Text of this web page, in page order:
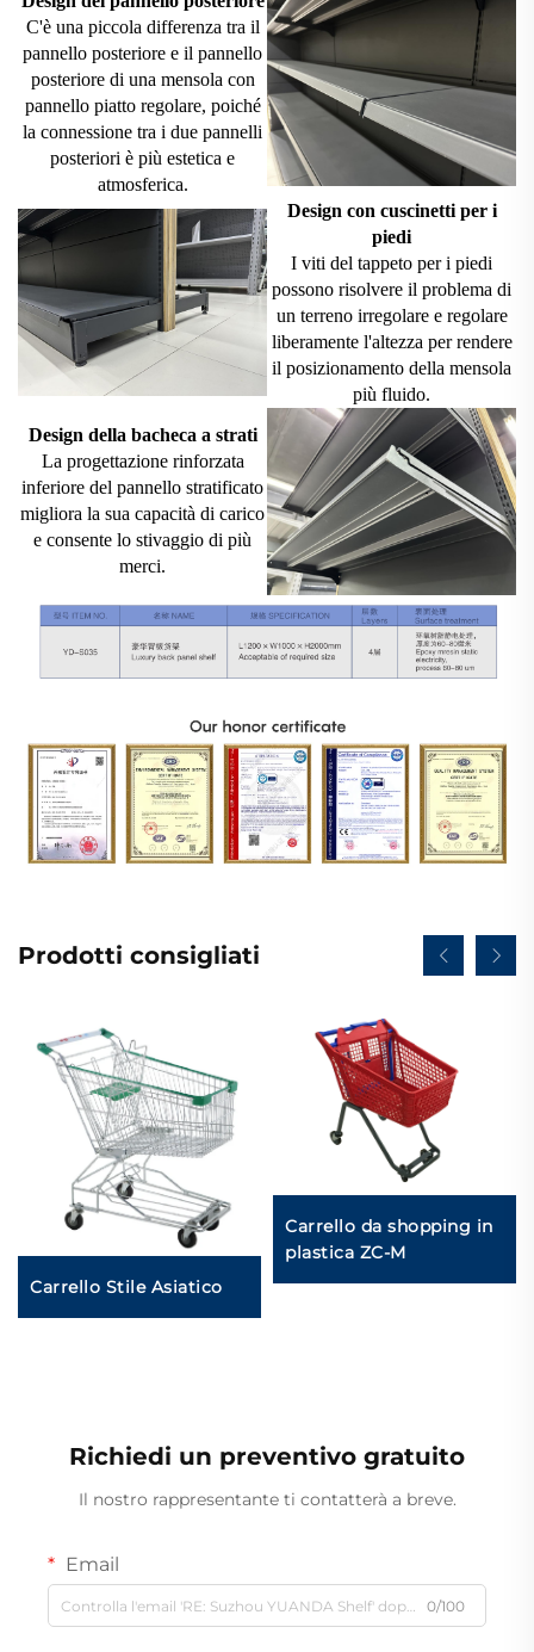
C'è una piccola differenza tra il
pannello posteriore e il pannello
posteriore di una mensola con
pannello piatto regolare, poiché
la connessione tra i due pannelli
posteriori è più estetica e
atmosferica.
Design con cuscinetti per i
piedi
I viti del tappeto per i piedi
possono risolvere il problema di
un terreno irregolare e regolare
liberamente l'altezza per rendere
il posizionamento della mensola
più fluido.
Design della bacheca a strati
La progettazione rinforzata
inferiore del pannello stratificato
migliora la sua capacità di carico
e consente lo stivaggio di più
merci.
Prodotti consigliati
Carrello Stile Asiatico
Carrello da shopping in
plastica ZC-M
Richiedi un preventivo gratuito
Il nostro rappresentante ti contatterà a breve.
Email
0/100